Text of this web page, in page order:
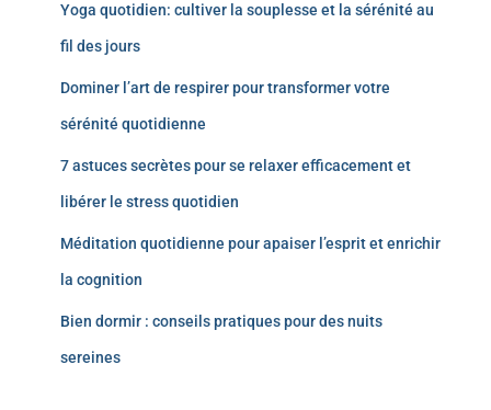
Yoga quotidien: cultiver la souplesse et la sérénité au
fil des jours
Dominer l’art de respirer pour transformer votre
sérénité quotidienne
7 astuces secrètes pour se relaxer efficacement et
libérer le stress quotidien
Méditation quotidienne pour apaiser l’esprit et enrichir
la cognition
Bien dormir : conseils pratiques pour des nuits
sereines